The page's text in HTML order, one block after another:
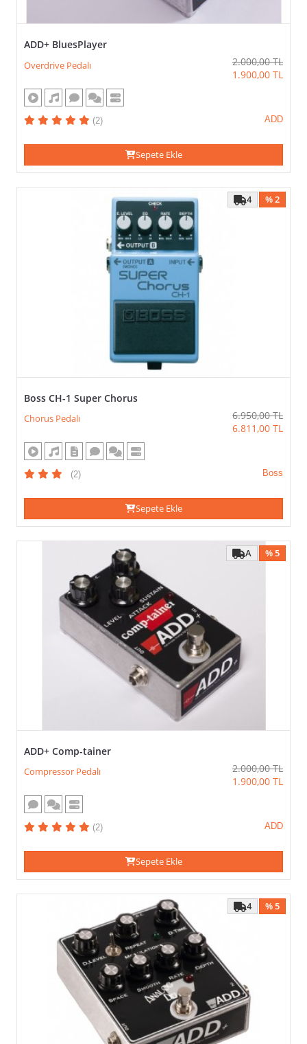
ADD+ BluesPlayer
Overdrive Pedalı 2.000,00 TL
1.900,00 TL
(2) ADD
Sepete Ekle
% 2
4
Boss CH-1 Super Chorus
Chorus Pedalı 6.950,00 TL
6.811,00 TL
(2) Boss
Sepete Ekle
% 5
A
ADD+ Comp-tainer
Compressor Pedalı 2.000,00 TL
1.900,00 TL
(2) ADD
Sepete Ekle
% 5
4